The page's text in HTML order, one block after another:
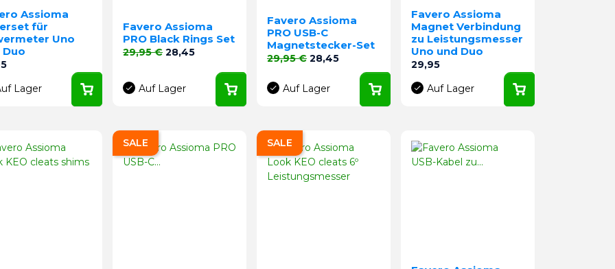
Assioma
für
Uno
Duo
Lager
Favero Assioma
PRO Black Rings Set
Verkaufspreis
29,95 € Preis
28,45
Auf Lager
Favero Assioma
PRO USB-C
Magnetstecker-Set
Verkaufspreis
29,95 € Preis
28,45
Auf Lager
Favero Assioma
Magnet Verbindung
zu Leistungsmesser
Uno und Duo
Preis
29,95
Auf Lager
SALE SALE